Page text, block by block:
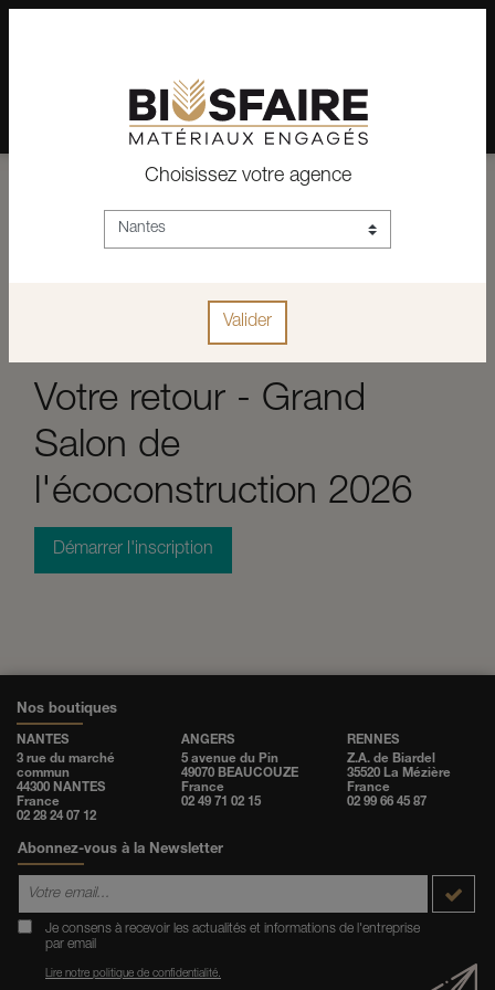
Depuis plus de 15 ans, conseil et vente de matériaux pour un
habitat pérenne.
Votre retour - Grand
Salon de
l'écoconstruction 2026
Démarrer l'inscription
Nos boutiques
NANTES
3 rue du marché
commun
44300 NANTES
France
02 28 24 07 12
ANGERS
5 avenue du Pin
49070 BEAUCOUZE
France
02 49 71 02 15
RENNES
Z.A. de Biardel
35520 La Mézière
France
02 99 66 45 87
Abonnez-vous à la Newsletter
Je consens à recevoir les actualités et informations de l'entreprise
par email
Lire notre politique de confidentialité.
Choisissez votre agence
Valider